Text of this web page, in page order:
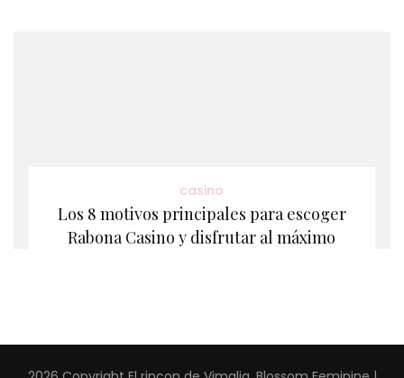
casino
Los 8 motivos principales para escoger
Rabona Casino y disfrutar al máximo